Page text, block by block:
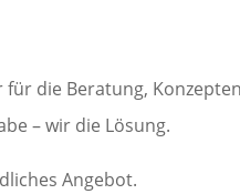
die Beratung,
– wir die Lösung.
Angebot.